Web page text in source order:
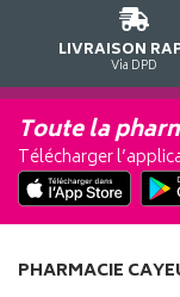
LIVRAISON
Via DPD
Toute la
Télécharger
PHARMACIE